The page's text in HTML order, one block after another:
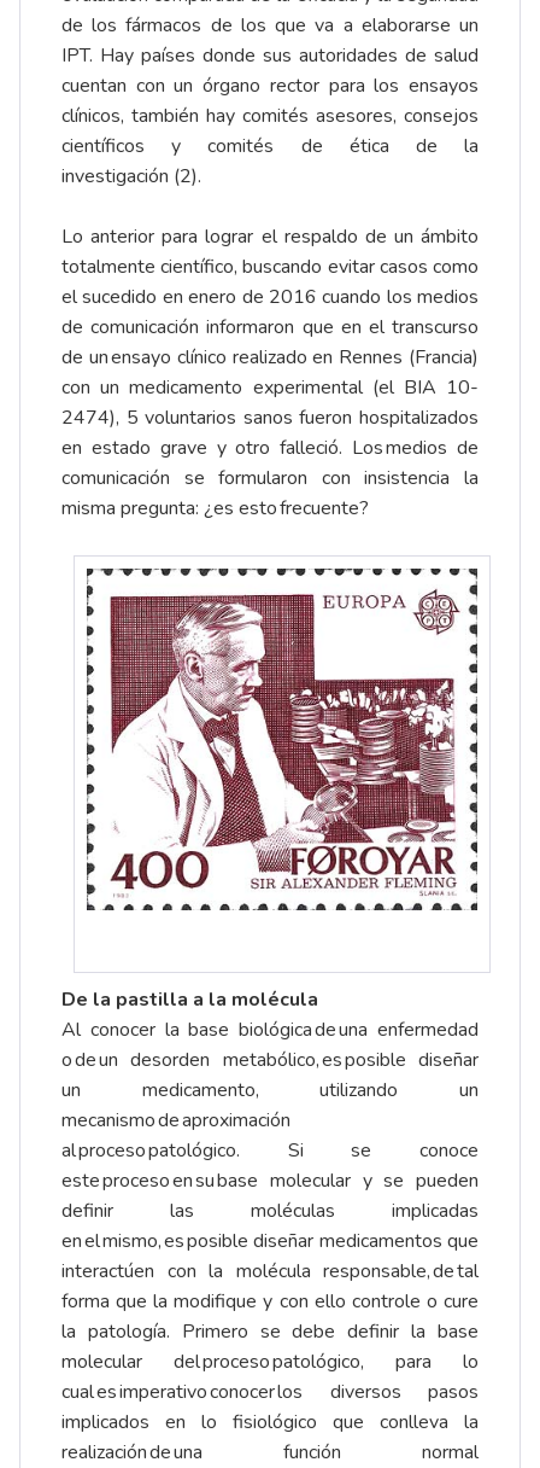
de los fármacos de los que va a elaborarse un
IPT. Hay países donde sus autoridades de salud
cuentan con un órgano rector para los ensayos
clínicos, también hay comités asesores, consejos
científicos y comités de ética de la
investigación (2).
Lo anterior para lograr el respaldo de un ámbito
totalmente científico, buscando evitar casos como
el sucedido en enero de 2016 cuando los medios
de comunicación informaron que en el transcurso
de un ensayo clínico realizado en Rennes (Francia)
con un medicamento experimental (el BIA 10-
2474), 5 voluntarios sanos fueron hospitalizados
en estado grave y otro falleció. Los medios de
comunicación se formularon con insistencia la
misma pregunta: ¿es esto frecuente?
De la pastilla a la molécula
Al conocer la base biológica de una enfermedad
o de un desorden metabólico, es posible diseñar
un medicamento, utilizando un
mecanismo de aproximación
al proceso patológico. Si se conoce
este proceso en su base molecular y se pueden
definir las moléculas implicadas
en el mismo, es posible diseñar medicamentos que
interactúen con la molécula responsable, de tal
forma que la modifique y con ello controle o cure
la patología. Primero se debe definir la base
molecular del proceso patológico, para lo
cual es imperativo conocer los diversos pasos
implicados en lo fisiológico que conlleva la
realización de una función normal